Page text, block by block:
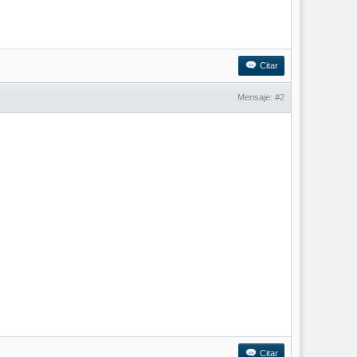
Citar
Mensaje: #2
Citar